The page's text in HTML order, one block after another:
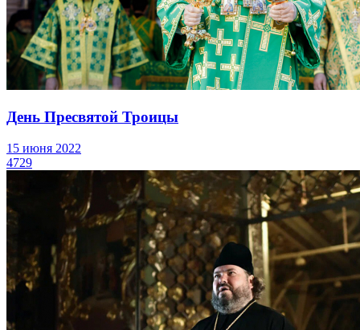
День Пресвятой Троицы
15 июня 2022
4729